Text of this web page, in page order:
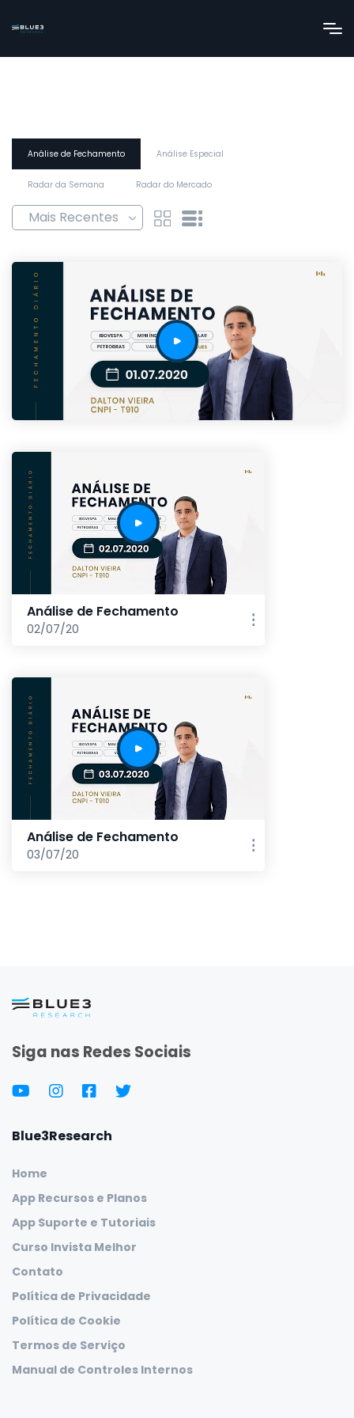
Análise de Fechamento Análise Especial
Radar da Semana Radar do Mercado
Análise de Fechamento
02/07/20
Análise de Fechamento
03/07/20
Siga nas Redes Sociais
Blue3Research
Home
App Recursos e Planos
App Suporte e Tutoriais
Curso Invista Melhor
Contato
Política de Privacidade
Política de Cookie
Termos de Serviço
Manual de Controles Internos